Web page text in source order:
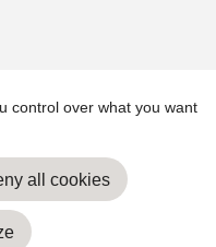
control over what you want
all cookies